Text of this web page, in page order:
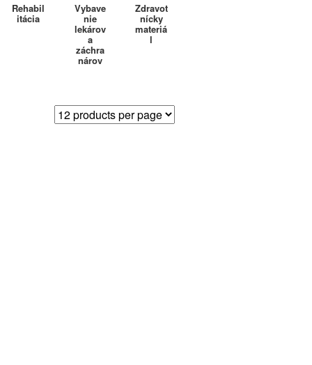
Rehabil
itácia
Vybave
nie
lekárov
a
záchra
nárov
Zdravot
nícky
materiá
l